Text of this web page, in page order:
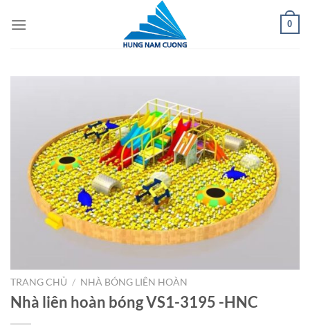
đến
0
TRANG CHỦ / NHÀ BÓNG LIÊN HOÀN
Nhà liên hoàn bóng VS1-3195 -HNC